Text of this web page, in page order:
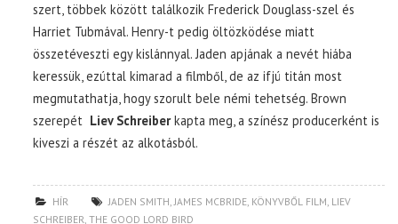
szert, többek között találkozik Frederick Douglass-szel és
Harriet Tubmával. Henry-t pedig öltözködése miatt
összetéveszti egy kislánnyal. Jaden apjának a nevét hiába
keressük, ezúttal kimarad a filmből, de az ifjú titán most
megmutathatja, hogy szorult bele némi tehetség. Brown
szerepét Liev Schreiberkapta meg, a színész producerként is
kiveszi a részét az alkotásból.
HÍR JADEN SMITH,JAMES MCBRIDE, KÖNYVBŐL FILM, LIEV
SCHREIBER,THE GOOD LORD BIRD